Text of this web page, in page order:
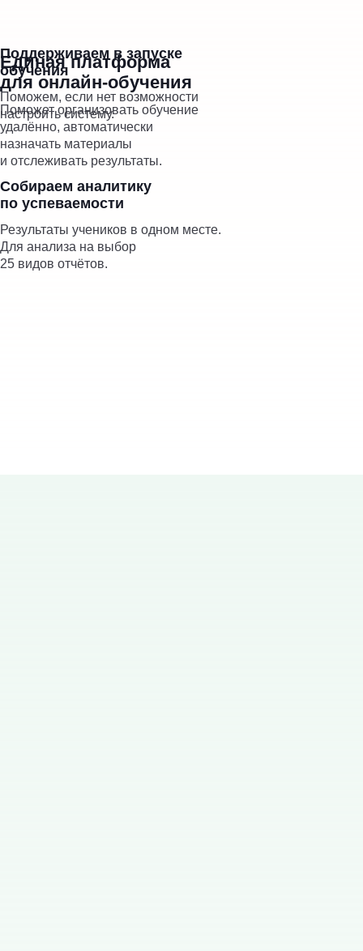
Поддерживаем в запуске
обучения
Поможем, если нет возможности
настроить систему.
Собираем аналитику
по успеваемости
Результаты учеников в одном месте.
Для анализа на выбор
25 видов отчётов.
Единая платформа
для онлайн-обучения
Поможет организовать обучение
удалённо, автоматически
назначать материалы
и отслеживать результаты.